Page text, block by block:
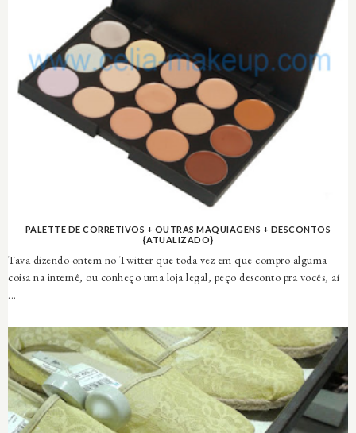
PALETTE DE CORRETIVOS + OUTRAS MAQUIAGENS + DESCONTOS
{ATUALIZADO}
Tava dizendo ontem no Twitter que toda vez em que compro alguma
coisa na internê, ou conheço uma loja legal, peço desconto pra vocês, aí
...